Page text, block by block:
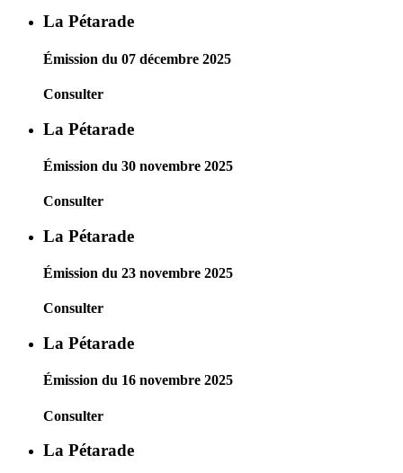
La Pétarade
Émission du 07 décembre 2025
Consulter
La Pétarade
Émission du 30 novembre 2025
Consulter
La Pétarade
Émission du 23 novembre 2025
Consulter
La Pétarade
Émission du 16 novembre 2025
Consulter
La Pétarade